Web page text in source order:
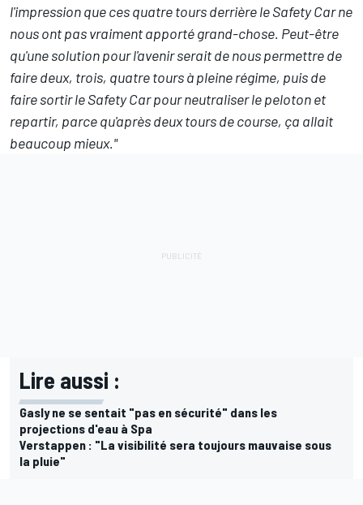
l'impression que ces quatre tours derrière le Safety Car ne
nous ont pas vraiment apporté grand-chose. Peut-être
qu'une solution pour l'avenir serait de nous permettre de
faire deux, trois, quatre tours à pleine régime, puis de
faire sortir le Safety Car pour neutraliser le peloton et
repartir, parce qu'après deux tours de course, ça allait
beaucoup mieux."
Lire aussi :
Gasly ne se sentait "pas en sécurité" dans les
projections d'eau à Spa
Verstappen : "La visibilité sera toujours mauvaise sous
la pluie"